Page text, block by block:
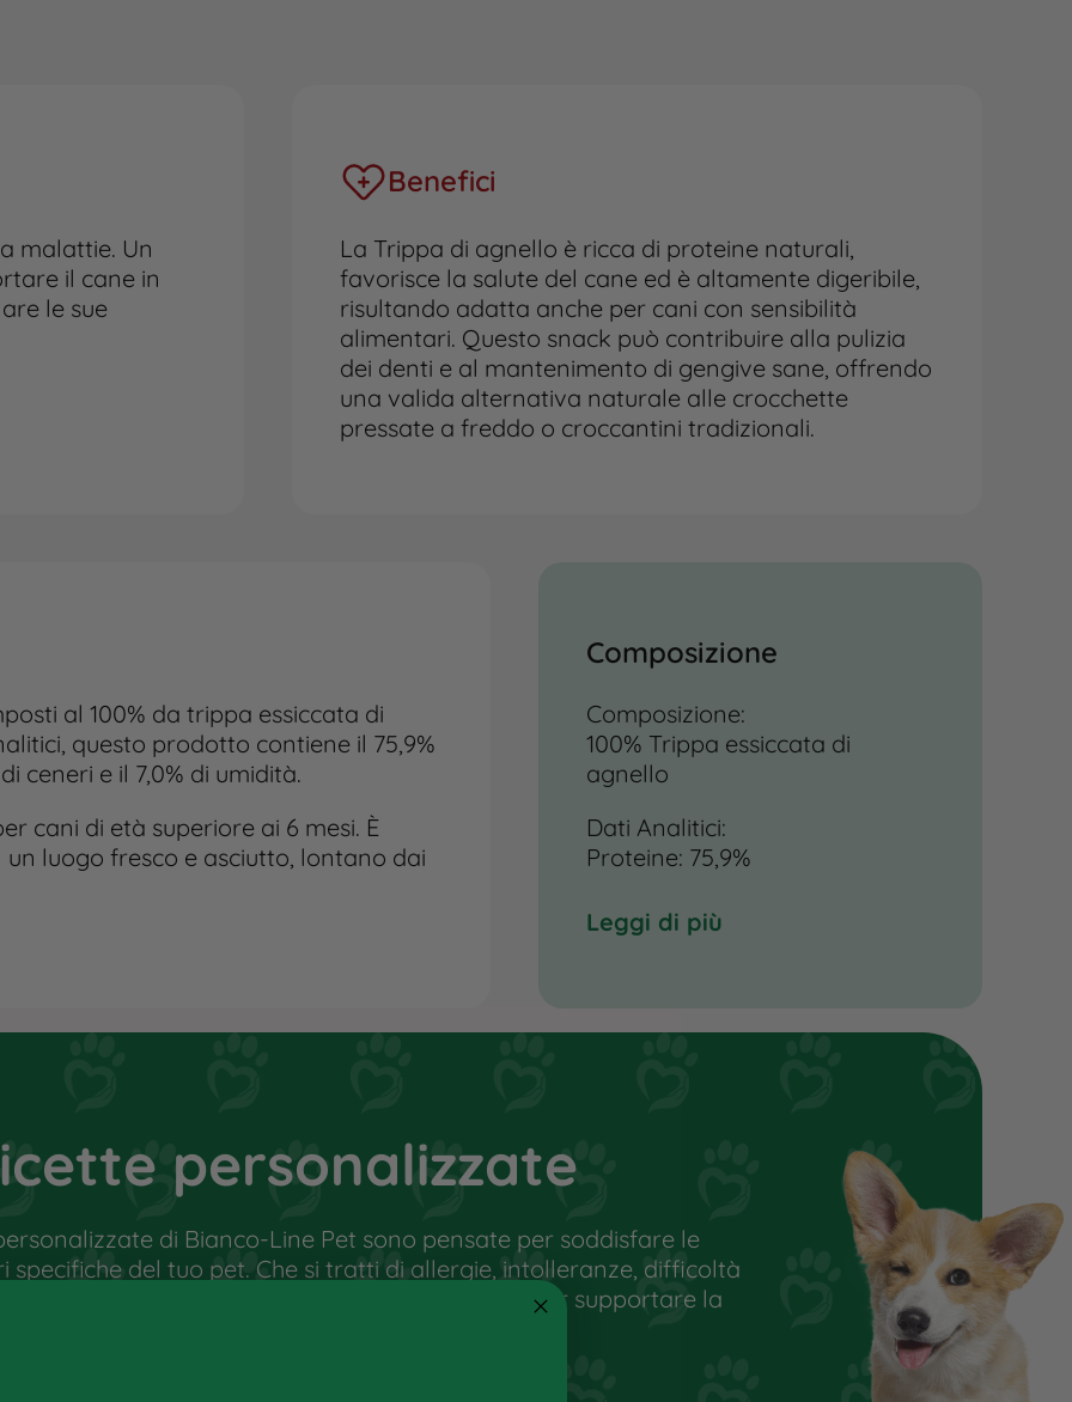
malattie. Un
il cane in
le sue
Benefici
La Trippa di agnello è ricca di proteine naturali,
favorisce la salute del cane ed è altamente digeribile,
risultando adatta anche per cani con sensibilità
alimentari. Questo snack può contribuire alla pulizia
dei denti e al mantenimento di gengive sane, offrendo
una valida alternativa naturale alle crocchette
pressate a freddo o croccantini tradizionali.
al 100% da trippa essiccata di
questo prodotto contiene il 75,9%
ceneri e il 7,0% di umidità.
cani di età superiore ai 6 mesi. È
luogo fresco e asciutto, lontano dai
corretto può portare il cane in una
Composizione
Composizione:
100% Trippa essiccata di
agnello
Dati Analitici:
Proteine: 75,9%
Ceneri: 7,90%
Alimento semplice per cani di
Conservare in un luogo fresco
Non esporre ai raggi solari.
Lasciare sempre a disposizione
una ciotola dacqua fresca.
Leggi di più
personalizzate
di Bianco-Line Pet sono pensate per soddisfare le
specifiche del tuo pet. Che si tratti di allergie, intolleranze, difficoltà
possiamo creare una ricetta su misura per supportare la